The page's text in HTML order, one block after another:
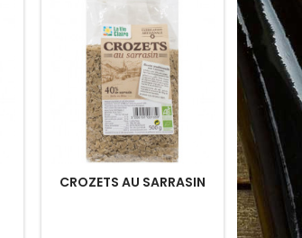
CROZETS AU SARRASIN